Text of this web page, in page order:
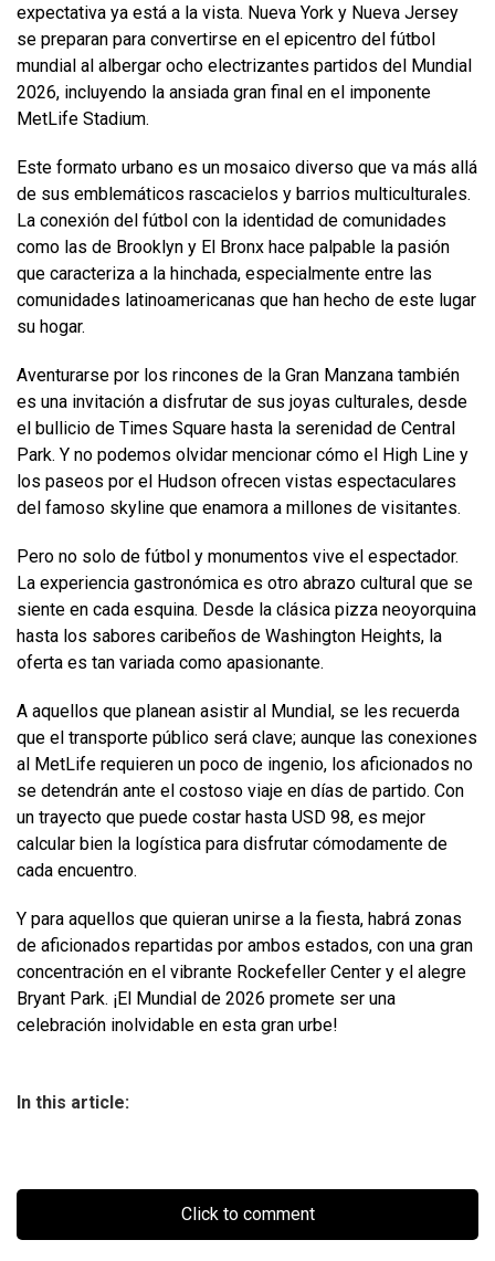
expectativa ya está a la vista. Nueva York y Nueva Jersey
se preparan para convertirse en el epicentro del fútbol
mundial al albergar ocho electrizantes partidos del Mundial
2026, incluyendo la ansiada gran final en el imponente
MetLife Stadium.
Este formato urbano es un mosaico diverso que va más allá
de sus emblemáticos rascacielos y barrios multiculturales.
La conexión del fútbol con la identidad de comunidades
como las de Brooklyn y El Bronx hace palpable la pasión
que caracteriza a la hinchada, especialmente entre las
comunidades latinoamericanas que han hecho de este lugar
su hogar.
Aventurarse por los rincones de la Gran Manzana también
es una invitación a disfrutar de sus joyas culturales, desde
el bullicio de Times Square hasta la serenidad de Central
Park. Y no podemos olvidar mencionar cómo el High Line y
los paseos por el Hudson ofrecen vistas espectaculares
del famoso skyline que enamora a millones de visitantes.
Pero no solo de fútbol y monumentos vive el espectador.
La experiencia gastronómica es otro abrazo cultural que se
siente en cada esquina. Desde la clásica pizza neoyorquina
hasta los sabores caribeños de Washington Heights, la
oferta es tan variada como apasionante.
A aquellos que planean asistir al Mundial, se les recuerda
que el transporte público será clave; aunque las conexiones
al MetLife requieren un poco de ingenio, los aficionados no
se detendrán ante el costoso viaje en días de partido. Con
un trayecto que puede costar hasta USD 98, es mejor
calcular bien la logística para disfrutar cómodamente de
cada encuentro.
Y para aquellos que quieran unirse a la fiesta, habrá zonas
de aficionados repartidas por ambos estados, con una gran
concentración en el vibrante Rockefeller Center y el alegre
Bryant Park. ¡El Mundial de 2026 promete ser una
celebración inolvidable en esta gran urbe!
In this article:
Click to comment